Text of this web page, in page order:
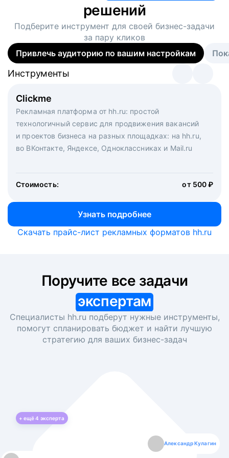
решений
Подберите инструмент для своей бизнес-задачи
за пару кликов
Привлечь аудиторию по вашим настройкам
Clickme
Рекламная платформа от hh.ru: простой
технологичный сервис для продвижения вакансий
и проектов бизнеса на разных площадках: на hh.ru,
во ВКонтакте, Яндексе, Одноклассниках и Mail.ru
Стоимость: от 500 ₽
Узнать подробнее
Инструменты
Вакансия дня
Рекламный формат для вакансий на главной странице
hh.ru. Увеличивает количество откликов
Инструменты
Массовый подбор под ключ. Решите, сколько
кандидатов и когда вам нужно, и за дело возьмутся
маркетологи, рекрутеры и проектные менеджеры
hh.ru с целым набором digital-инструментов
Инструменты
Скачать прайс-лист рекламных форматов hh.ru
экспертам
Специалисты hh.ru подберут нужные инструменты,
помогут спланировать бюджет и найти лучшую
стратегию для ваших бизнес-задач
+ ещё4 эксперта
Александр Кулагин
Даниил Макаров
Екатерина Лазаренко
Борис Кашко
Юлия Изоитко